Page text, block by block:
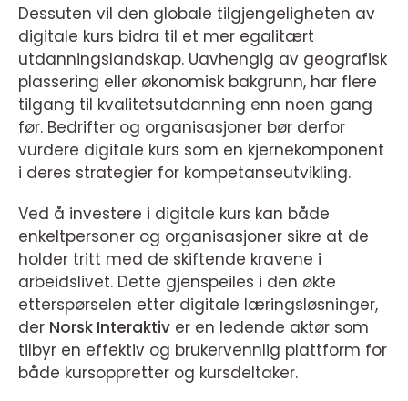
Dessuten vil den globale tilgjengeligheten av
digitale kurs bidra til et mer egalitært
utdanningslandskap. Uavhengig av geografisk
plassering eller økonomisk bakgrunn, har flere
tilgang til kvalitetsutdanning enn noen gang
før. Bedrifter og organisasjoner bør derfor
vurdere digitale kurs som en kjernekomponent
i deres strategier for kompetanseutvikling.
Ved å investere i digitale kurs kan både
enkeltpersoner og organisasjoner sikre at de
holder tritt med de skiftende kravene i
arbeidslivet. Dette gjenspeiles i den økte
etterspørselen etter digitale læringsløsninger,
der Norsk Interaktiv er en ledende aktør som
tilbyr en effektiv og brukervennlig plattform for
både kursoppretter og kursdeltaker.